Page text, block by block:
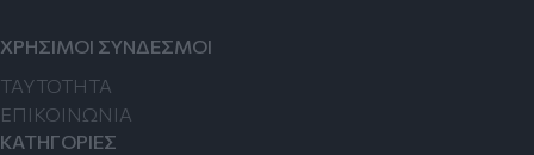
ΧΡΗΣΙΜΟΙ ΣΥΝΔΕΣΜΟΙ
TAYTOTHTA
ΕΠΙΚΟΙΝΩΝΙΑ
ΚΑΤΗΓΟΡΙΕΣ